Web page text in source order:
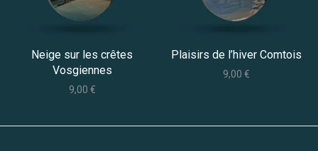
Neige sur les crêtes
Vosgiennes
9,00 €
Plaisirs de l’hiver Comtois
9,00 €